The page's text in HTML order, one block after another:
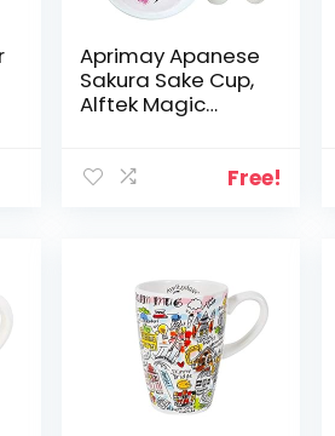
Aprimay Apanese
Sakura Sake Cup,
Alftek Magic
temperatuur
bloeien magisch
sakura bloesem
thee kom
Free!